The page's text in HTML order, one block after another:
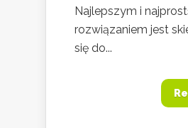
Najlepszym i
rozwiązaniem jest
się do...